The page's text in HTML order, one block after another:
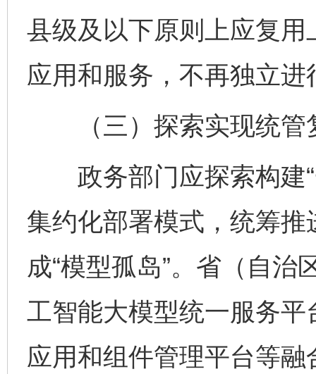
县级及以下原则上应复
应用和服务，不再独立
（三）探索实现统管
政务部门应探索构建“
集约化部署模式，统筹
成“模型孤岛”。省（自
工智能大模型统一服务
应用和组件管理平台等